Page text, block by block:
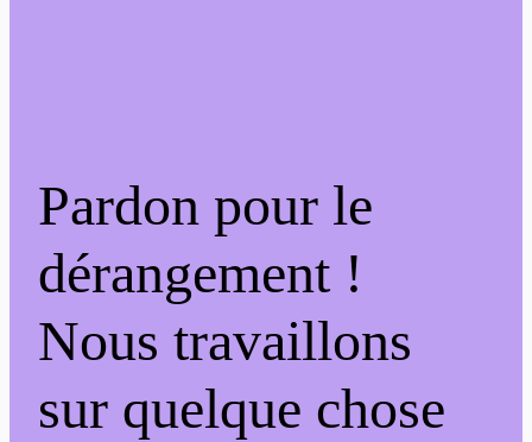
Pardon pour le
dérangement !
Nous travaillons
sur quelque chose